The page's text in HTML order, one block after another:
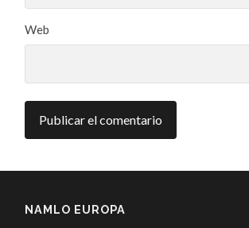
Web
NAMLO EUROPA